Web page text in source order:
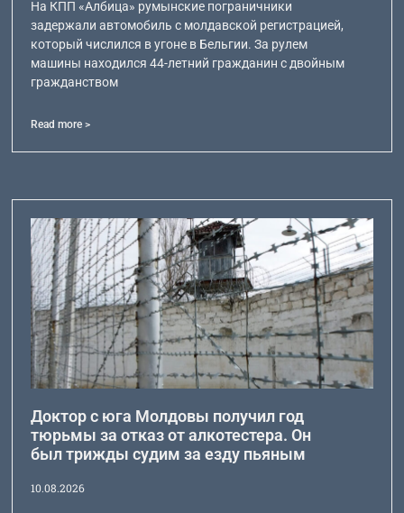
На КПП «Албица» румынские пограничники
задержали автомобиль с молдавской регистрацией,
который числился в угоне в Бельгии. За рулем
машины находился 44-летний гражданин с двойным
гражданством
Read more >
Доктор с юга Молдовы получил год
тюрьмы за отказ от алкотестера. Он
был трижды судим за езду пьяным
10.08.2026